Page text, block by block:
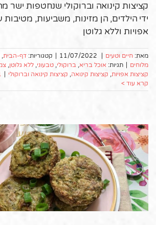
קציצות קינואה וברוקולי שנחטפות ישר
ידי הילדים, הן מזינות, משביעות,
אפויות וללא גלוטן
מאת: חיים וטעים 11/07/2022 קטגוריות: דף-הבית,
מלוחים
תגיות: אוכל בריא, ברוקולי, טבעוני, ללא גלוטן,
קציצות אפויות, קציצות קינואה, קציצות קינואה וברוקולי
קרא עוד >